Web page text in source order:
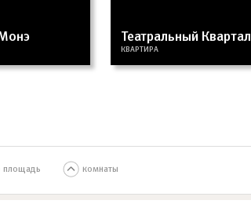
Театральный Квартал
КВАРТИРА
площадь комнаты